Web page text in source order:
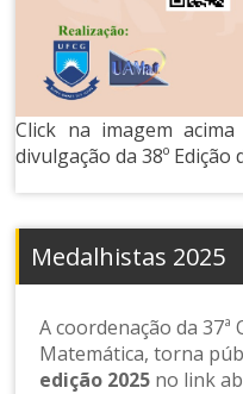
Click na imagem
divulgação da 38º Edição
Medalhistas 2025
A coordenação da 37ª
Matemática, torna
edição 2025 no link